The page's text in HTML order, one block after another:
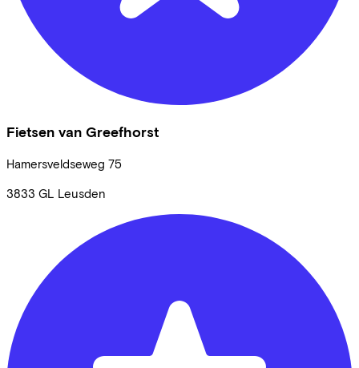
Fietsen van Greefhorst
Hamersveldseweg 75
3833 GL Leusden